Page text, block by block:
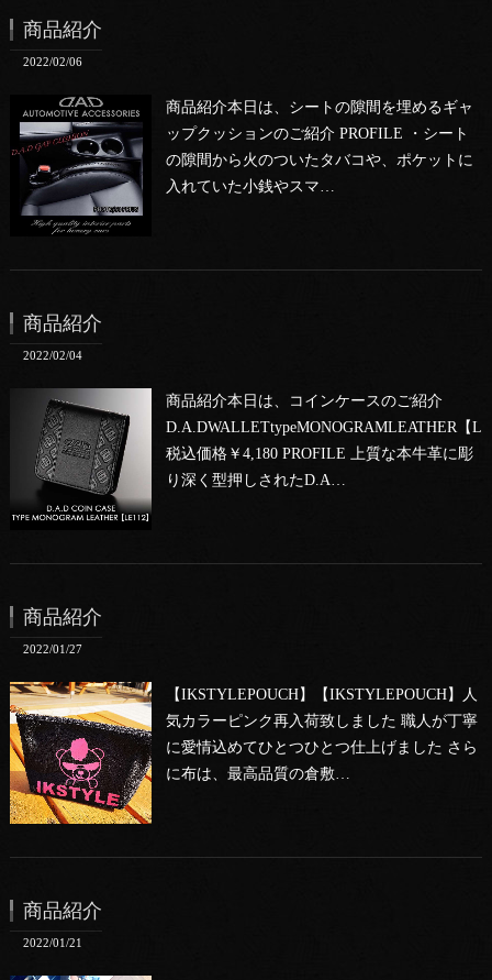
商品紹介
2022/02/06
商品紹介本日は、シートの隙間を埋めるギャ
ップクッションのご紹介 PROFILE ・シート
の隙間から火のついたタバコや、ポケットに
入れていた小銭やスマ…
商品紹介
2022/02/04
商品紹介本日は、コインケースのご紹介
D.A.DWALLETtypeMONOGRAMLEATHER【
税込価格￥4,180 PROFILE 上質な本牛革に彫
り深く型押しされたD.A…
商品紹介
2022/01/27
【IKSTYLEPOUCH】【IKSTYLEPOUCH】人
気カラーピンク再入荷致しました 職人が丁寧
に愛情込めてひとつひとつ仕上げました さら
に布は、最高品質の倉敷…
商品紹介
2022/01/21